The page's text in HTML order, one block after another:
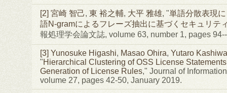
[2] 宮崎 智己, 東 裕之輔, 大平 雅雄, "単語分散表現
語N-gramによるフレーズ抽出に基づくセキュリテ
報処理学会論文誌, volume 63, number 1, pages
[3] Yunosuke Higashi, Masao Ohira, Yutaro Kashiwa
"Hierarchical Clustering of OSS License
Generation of License Rules," Journal of
volume 27, pages 42-50, January 2019.